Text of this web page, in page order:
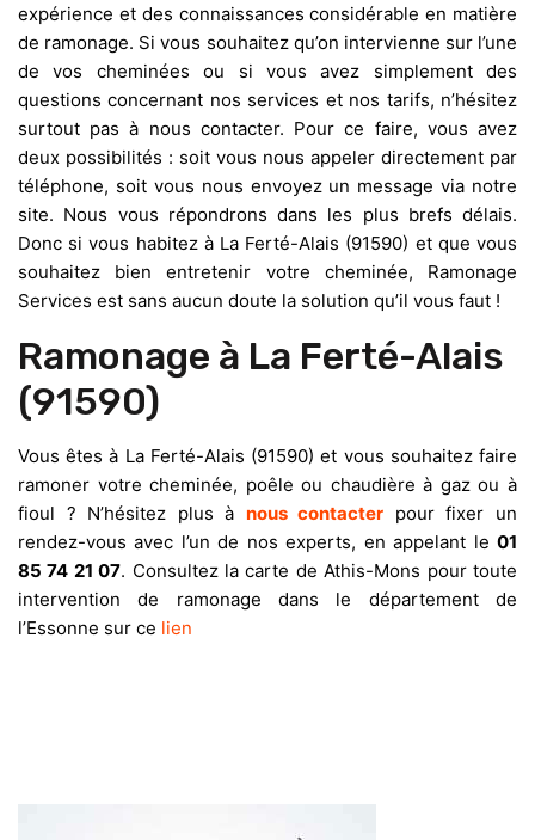
expérience et des connaissances considérable en matière
de ramonage. Si vous souhaitez qu’on intervienne sur l’une
de vos cheminées ou si vous avez simplement des
questions concernant nos services et nos tarifs, n’hésitez
surtout pas à nous contacter. Pour ce faire, vous avez
deux possibilités : soit vous nous appeler directement par
téléphone, soit vous nous envoyez un message via notre
site. Nous vous répondrons dans les plus brefs délais.
Donc si vous habitez à La Ferté-Alais (91590) et que vous
souhaitez bien entretenir votre cheminée, Ramonage
Services est sans aucun doute la solution qu’il vous faut !
Ramonage à La Ferté-Alais
(91590)
Vous êtes à La Ferté-Alais (91590) et vous souhaitez faire
ramoner votre cheminée, poêle ou chaudière à gaz ou à
fioul ? N’hésitez plus à nous contacter pour fixer un
rendez-vous avec l’un de nos experts, en appelant le 01
85 74 21 07. Consultez la carte de Athis-Mons pour toute
intervention de ramonage dans le département de
l’Essonne sur ce lien